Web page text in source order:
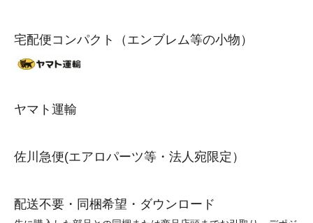
宅配便コンパクト（エンブレム等の小物）
ヤマト運輸
佐川急便(エアロパーツ等・法人宛限定）
配送不要・同梱希望・ダウンロード